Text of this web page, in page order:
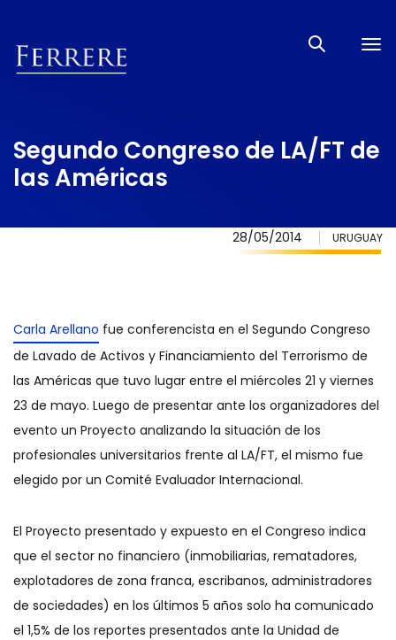
Segundo Congreso de LA/FT de
las Américas
28/05/2014 URUGUAY
Carla Arellano fue conferencista en el Segundo Congreso
de Lavado de Activos y Financiamiento del Terrorismo de
las Américas que tuvo lugar entre el miércoles 21 y viernes
23 de mayo. Luego de presentar ante los organizadores del
evento un Proyecto analizando la situación de los
profesionales universitarios frente al LA/FT, el mismo fue
elegido por un Comité Evaluador Internacional.
El Proyecto presentado y expuesto en el Congreso indica
que el sector no financiero (inmobiliarias, rematadores,
explotadores de zona franca, escribanos, administradores
de sociedades) en los últimos 5 años solo ha comunicado
el 1,5% de los reportes presentados ante la Unidad de